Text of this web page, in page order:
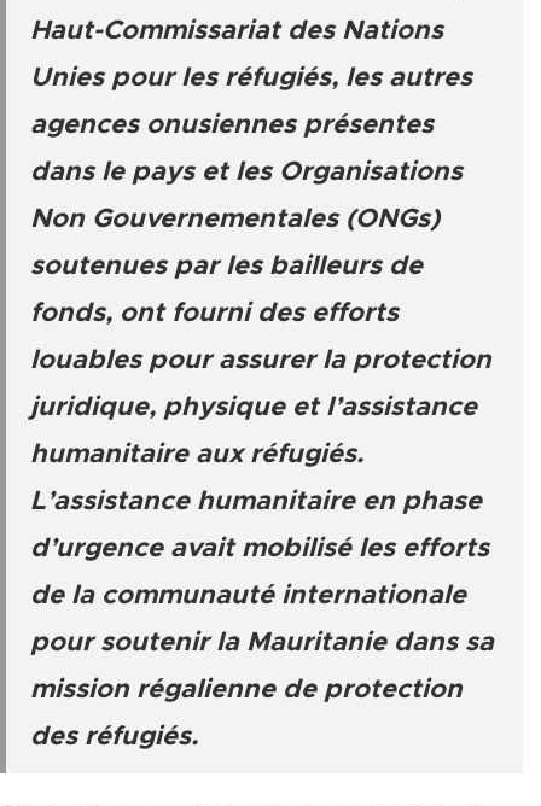
Haut-Commissariat des Nations
Unies pour les réfugiés, les autres
agences onusiennes présentes
dans le pays et les Organisations
Non Gouvernementales (ONGs)
soutenues par les bailleurs de
fonds, ont fourni des efforts
louables pour assurer la protection
juridique, physique et l’assistance
humanitaire aux réfugiés.
L’assistance humanitaire en phase
d’urgence avait mobilisé les efforts
de la communauté internationale
pour soutenir la Mauritanie dans sa
mission régalienne de protection
des réfugiés.